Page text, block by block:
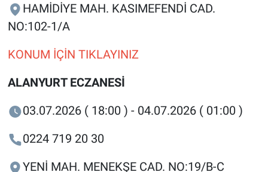
HAMİDİYE MAH. KASIMEFENDİ CAD.
NO:102-1/A
KONUM İÇİN TIKLAYINIZ
ALANYURT ECZANESİ
03.07.2026 ( 18:00 ) - 04.07.2026 ( 01:00 )
0224 719 20 30
YENİ MAH. MENEKŞE CAD. NO:19/B-C